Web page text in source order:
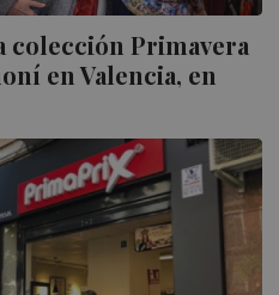
colección Primavera
en Valencia, en